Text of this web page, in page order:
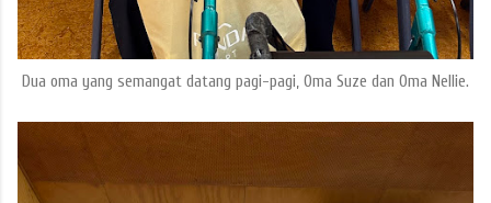
Dua oma yang semangat datang pagi-pagi, Oma Suze dan Oma Nellie.